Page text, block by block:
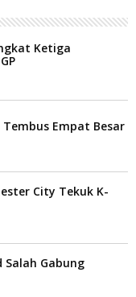
Ketiga
Tembus Empat Besar
City Tekuk K-
Salah Gabung